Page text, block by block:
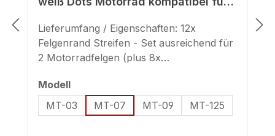
Lieferumfang / Eigenschaften: 12x
Felgenrand Streifen - Set ausreichend für
2 Motorradfelgen (plus 8x
(Streifenbreite - ca. 9 mm) Hinweis zur
Verwendung reflektierender Sticker: Sind
reflektierende Aufkleber fürs Motorrad
Modellauswählen
MT-03
MT-07 MT-09 MT-125